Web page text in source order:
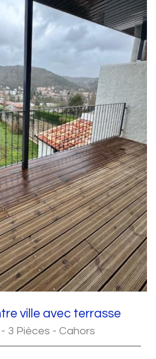
ville avec terrasse
3 Pièces - Cahors